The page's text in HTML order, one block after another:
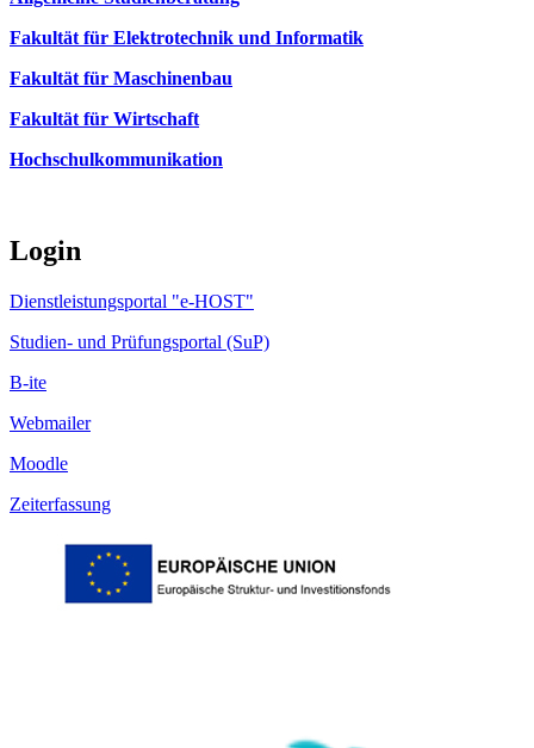
Fakultät für Elektrotechnik und Informatik
Fakultät für Maschinenbau
Fakultät für Wirtschaft
Hochschulkommunikation
Login
Dienstleistungsportal "e-HOST"
Studien- und Prüfungsportal (SuP)
B-ite
Webmailer
Moodle
Zeiterfassung